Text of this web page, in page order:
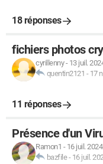
18 réponses
fichiers photos
cyrillenny- 13 juil.
quentin2121 - 17
11 réponses
Présence d'un
Ramon1 - 16 juil.
bazfile- 16 juil.